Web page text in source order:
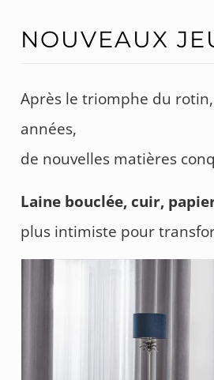
NOUVEAUX
Après le triomphe du
années,
de nouvelles matières
Laine bouclée, cuir,
plus intimiste pour